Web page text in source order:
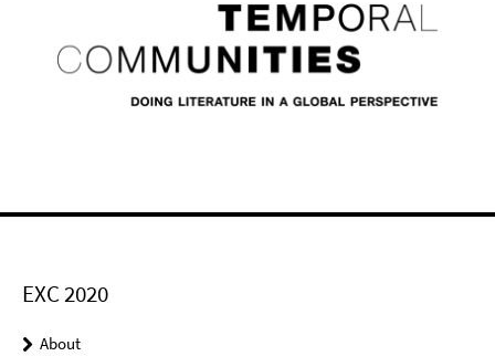
EXC 2020
About